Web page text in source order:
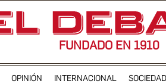
FUNDADO EN 1910
OPINIÓN INTERNACIONAL SOCIEDAD